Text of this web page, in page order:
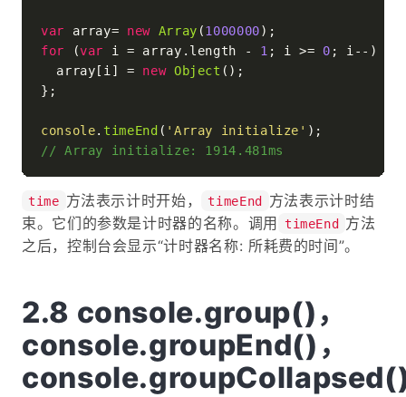
var array= new Array (1000000
for (var i = array. length - 1 ; i >= 0 ; i--) {
  array[i] =
new Object ();
};
console. timeEnd ( 'Array initialize'
// Array initialize: 1914.481ms
time 方法表示计时开始， timeEnd
方法表示计时结
束。它们的参数是计时器的名称。调用 timeEnd
方法
之后，控制台会显示“计时器名称: 所耗费的时间”。
console.group()，
console.groupEnd()，